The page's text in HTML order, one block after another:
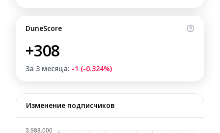
DuneScore
+308
За 3 месяца: -1 (-0.324%)
Изменение подписчиков